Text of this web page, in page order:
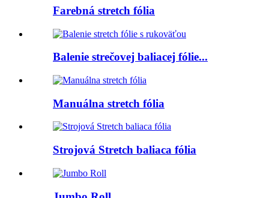
Farebná stretch fólia
Balenie strečovej baliacej fólie...
Manuálna stretch fólia
Strojová Stretch baliaca fólia